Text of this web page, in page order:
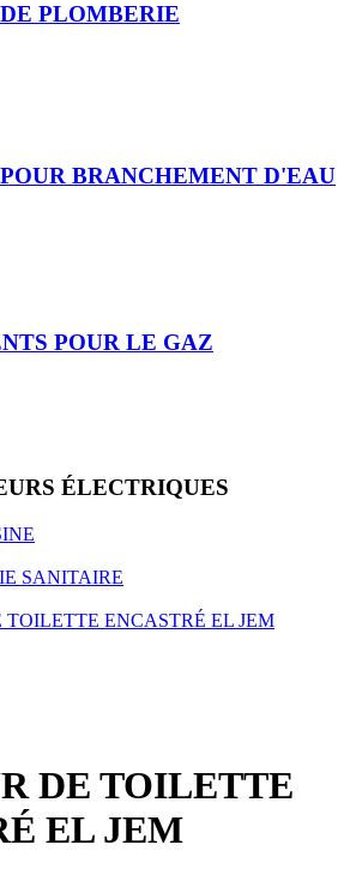
PLOMBERIE
BRANCHEMENT D'EAU
POUR LE GAZ
ÉLECTRIQUES
SANITAIRE
ENCASTRÉ EL JEM
DE TOILETTE
EL JEM